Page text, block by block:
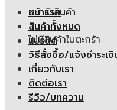
ตะกร้าสินค้า
ไม่มีสินค้าในตะกร้า
หน้าแรก
สินค้าทั้งหมด
แบรนด์
วิธีสั่งซื้อ/แจ้งชำระเงิ
เกี่ยวกับเรา
ติดต่อเรา
รีวิว/บทความ